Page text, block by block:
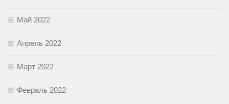
Май 2022
Апрель 2022
Март 2022
Февраль 2022